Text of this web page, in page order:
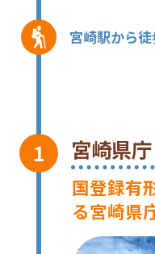
宮崎駅から
宮崎県庁
国登録有
る宮崎県